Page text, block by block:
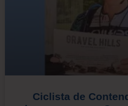
Ciclista de